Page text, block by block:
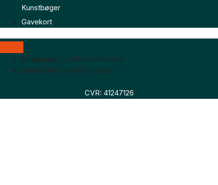
Kunstbøger
Gavekort
Boggaragen – online antikvariat
Marktoften 7H, 8464 Galten
CVR: 41247126